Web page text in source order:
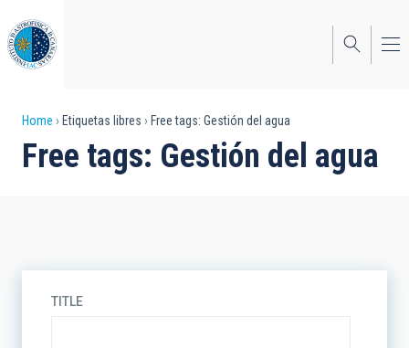
to
main
content
Breadcrumb
Home Etiquetas libres Free tags: Gestión del agua
Free tags: Gestión del agua
TITLE